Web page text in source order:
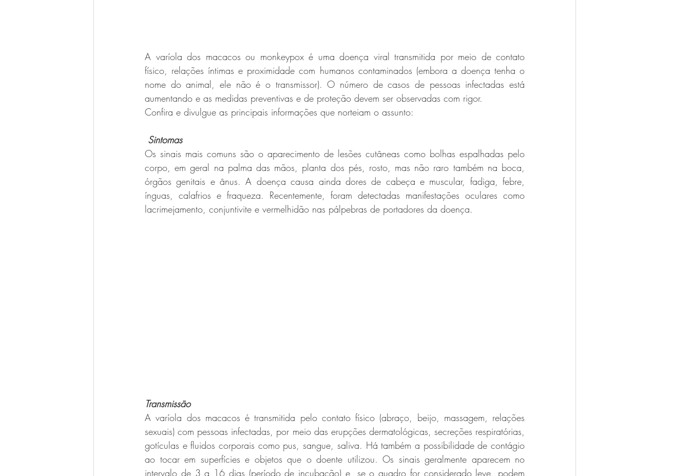
A varíola dos macacos ou monkeypox é uma doença viral transmitida por meio de contato
físico, relações íntimas e proximidade com humanos contaminados (embora a doença tenha o
nome do animal, ele não é o transmissor). O número de casos de pessoas infectadas está
aumentando e as medidas preventivas e de proteção devem ser observadas com rigor.
Confira e divulgue as principais informações que norteiam o assunto:
Sintomas
Os sinais mais comuns são o aparecimento de lesões cutâneas como bolhas espalhadas pelo
corpo, em geral na palma das mãos, planta dos pés, rosto, mas não raro também na boca,
órgãos genitais e ânus. A doença causa ainda dores de cabeça e muscular, fadiga, febre,
ínguas, calafrios e fraqueza. Recentemente, foram detectadas manifestações oculares como
lacrimejamento, conjuntivite e vermelhidão nas pálpebras de portadores da doença.
Transmissão
A varíola dos macacos é transmitida pelo contato físico (abraço, beijo, massagem, relações
sexuais) com pessoas infectadas, por meio das erupções dermatológicas, secreções respiratórias,
gotículas e fluidos corporais como pus, sangue, saliva. Há também a possibilidade de contágio
ao tocar em superfícies e objetos que o doente utilizou. Os sinais geralmente aparecem no
intervalo de 3 a 16 dias (período de incubação) e, se o quadro for considerado leve, podem